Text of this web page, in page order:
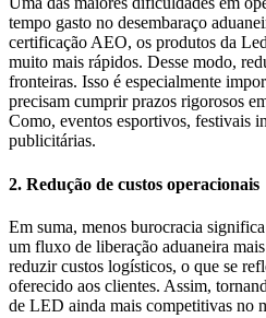
tempo gasto no desembaraço
certificação AEO, os produtos da
muito mais rápidos. Desse modo,
fronteiras. Isso é especialmente
precisam cumprir prazos rigorosos
Como, eventos esportivos, festivais
publicitárias.
2. Redução de custos operacionais
Em suma, menos burocracia
um fluxo de liberação aduaneira
reduzir custos logísticos, o que se
oferecido aos clientes. Assim,
de LED ainda mais competitivas no